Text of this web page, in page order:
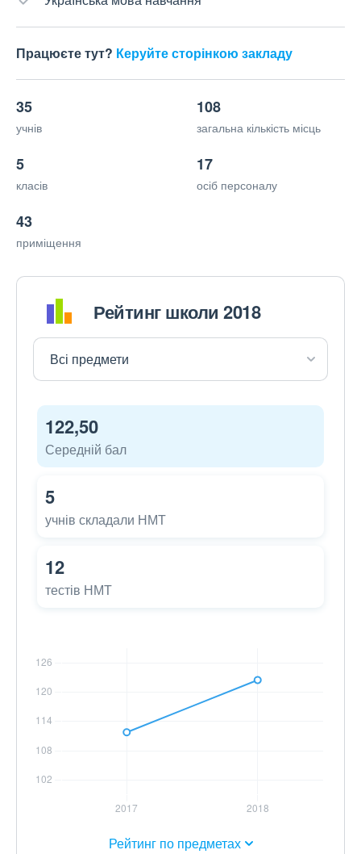
Працюєте тут? Керуйте сторінкою закладу
35
учнів
108
загальна кількість місць
5
класів
17
осіб персоналу
43
приміщення
Рейтинг школи 2018
122,50
Середній бал
5
учнів складали НМТ
12
тестів НМТ
Рейтинг по предметах